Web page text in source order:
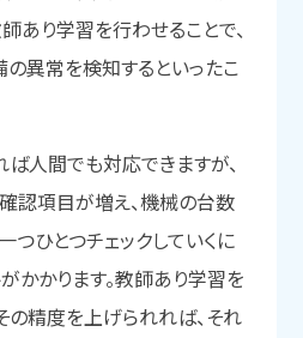
あり学習を行わせることで、
の異常を検知するといったこ
人間でも対応できますが、
認項目が増え、機械の台数
つひとつチェックしていくに
かかります。教師あり学習を
の精度を上げられれば、それ